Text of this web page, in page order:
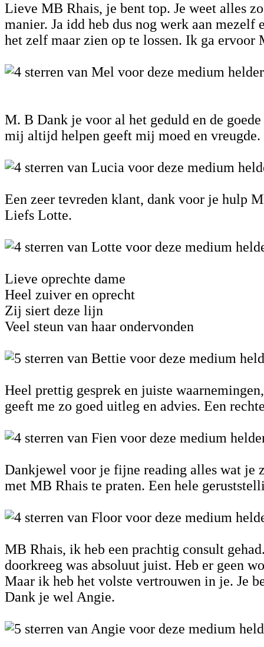
Lieve MB Rhais, je bent top. Je weet alles
manier. Ja idd heb dus nog werk aan mezelf
het zelf maar zien op te lossen. Ik ga ervoor
M. B Dank je voor al het geduld en de
mij altijd helpen geeft mij moed en
Een zeer tevreden klant, dank voor je hulp
Liefs Lotte.
Lieve oprechte dame
Heel zuiver en oprecht
Zij siert deze lijn
Veel steun van haar ondervonden
Heel prettig gesprek en juiste
geeft me zo goed uitleg en advies. Een
Dankjewel voor je fijne reading alles wat je
met MB Rhais te praten. Een hele
MB Rhais, ik heb een prachtig consult
doorkreeg was absoluut juist. Heb er geen
Maar ik heb het volste vertrouwen in je. Je
Dank je wel Angie.